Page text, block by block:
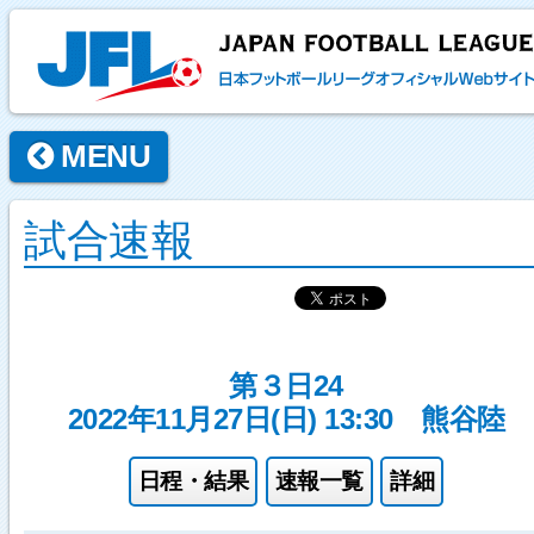
MENU
試合速報
第３日24
2022年11月27日(日) 13:30
熊谷陸
日程・結果 速報一覧 詳細